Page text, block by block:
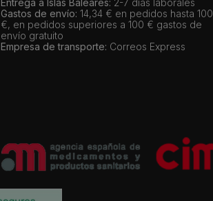
Entrega a Islas Baleares: 2-7 días laborales
Gastos de envío: 14,34 € en pedidos hasta 100
€, en pedidos superiores a 100 € gastos de
envío gratuito
Empresa de transporte: Correos Express